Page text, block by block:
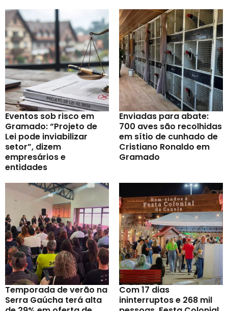
Eventos sob risco em
Gramado: “Projeto de
Lei pode inviabilizar
setor”, dizem
empresários e
entidades
Enviadas para abate:
700 aves são recolhidas
em sítio de cunhado de
Cristiano Ronaldo em
Gramado
Temporada de verão na
Serra Gaúcha terá alta
Com 17 dias
ininterruptos e 268 mil